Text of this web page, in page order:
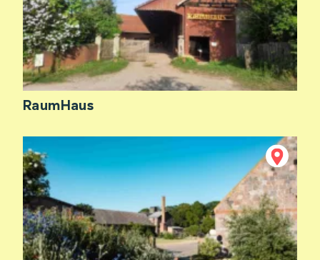
RaumHaus